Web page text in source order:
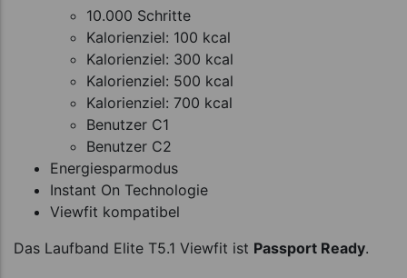
10.000 Schritte
Kalorienziel: 100 kcal
Kalorienziel: 300 kcal
Kalorienziel: 500 kcal
Kalorienziel: 700 kcal
Benutzer C1
Benutzer C2
Energiesparmodus
Instant On Technologie
Viewfit kompatibel
Das Laufband Elite T5.1 Viewfit ist Passport Ready.